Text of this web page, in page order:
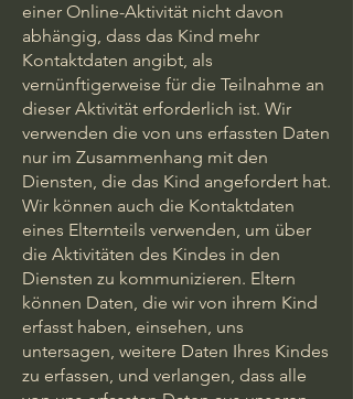
einer Online-Aktivität nicht davon
abhängig, dass das Kind mehr
Kontaktdaten angibt, als
vernünftigerweise für die Teilnahme an
dieser Aktivität erforderlich ist. Wir
verwenden die von uns erfassten Daten
nur im Zusammenhang mit den
Diensten, die das Kind angefordert hat.
Wir können auch die Kontaktdaten
eines Elternteils verwenden, um über
die Aktivitäten des Kindes in den
Diensten zu kommunizieren. Eltern
können Daten, die wir von ihrem Kind
erfasst haben, einsehen, uns
untersagen, weitere Daten Ihres Kindes
zu erfassen, und verlangen, dass alle